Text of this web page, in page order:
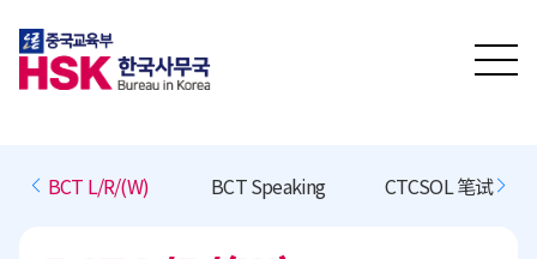
BCT L/R/(W) BCT Speaking CTCSOL 笔试